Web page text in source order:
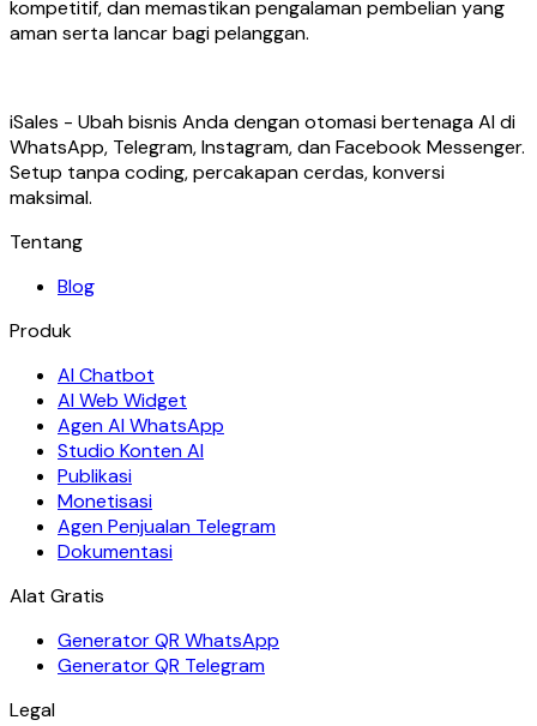
kompetitif, dan memastikan pengalaman pembelian yang
aman serta lancar bagi pelanggan.
iSales - Ubah bisnis Anda dengan otomasi bertenaga AI di
WhatsApp, Telegram, Instagram, dan Facebook Messenger.
Setup tanpa coding, percakapan cerdas, konversi
maksimal.
Tentang
Blog
Produk
AI Chatbot
AI Web Widget
Agen AI WhatsApp
Studio Konten AI
Publikasi
Monetisasi
Agen Penjualan Telegram
Dokumentasi
Alat Gratis
Generator QR WhatsApp
Generator QR Telegram
Legal